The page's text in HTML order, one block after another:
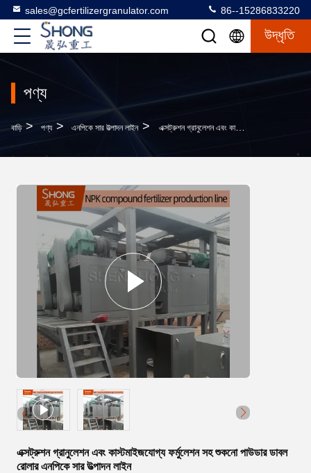
sales@gcfertilizergranulator.com 86--15286833220
উদ্ধৃতি
পণ্য
বাড়ি > পণ্য > এনপিকে সার উত্পাদন লাইন > এক্সট্রুশন গ্রানুলেশন এবং কাস্টমাইজযোগ্য ফর্মুলেশন সহ শুকনো পাউডার ডাবল রোলার এনপিকে সার উত্পাদন লাইন
এক্সট্রুশন গ্রানুলেশন এবং কাস্টমাইজযোগ্য ফর্মুলেশন সহ শুকনো পাউডার ডাবল
রোলার এনপিকে সার উত্পাদন লাইন